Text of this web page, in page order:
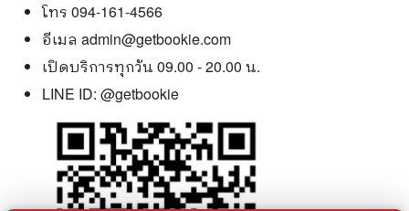
โทร 094-161-4566
อีเมล admin@getbookie.com
เปิดบริการทุกวัน 09.00 - 20.00 น.
LINE ID: @getbookie